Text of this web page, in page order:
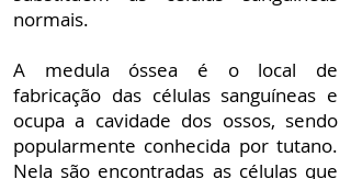
normais.
A medula óssea é o local de
fabricação das células sanguíneas e
ocupa a cavidade dos ossos, sendo
popularmente conhecida por tutano.
Nela são encontradas as células que